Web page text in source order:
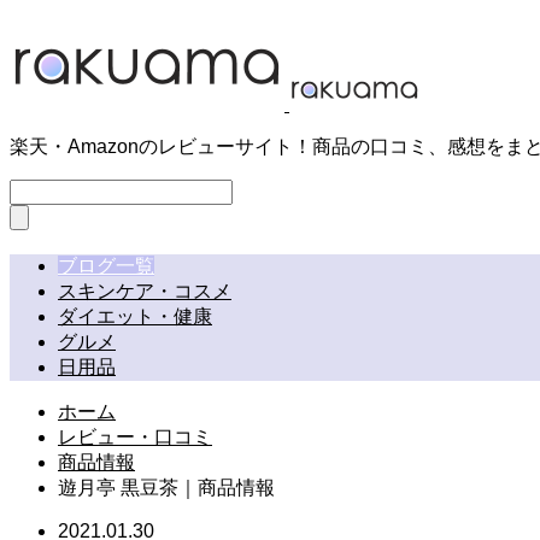
楽天・Amazonのレビューサイト！商品の口コミ、感想をま
ブログ一覧
スキンケア・コスメ
ダイエット・健康
グルメ
日用品
ホーム
レビュー・口コミ
商品情報
遊月亭 黒豆茶｜商品情報
2021.01.30